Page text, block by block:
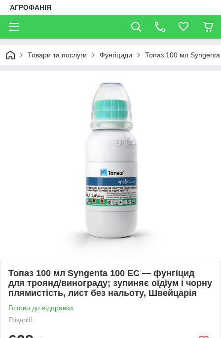
АГРОФАНІЯ
Товари та послуги Фунгіциди Топаз 100 мл Syngenta
Топаз 100 мл Syngenta 100 EC — фунгіцид
для троянд/винограду; зупиняє оїдіум і чорну
плямистість, лист без нальоту, Швейцарія
Готово до відправки
Роздріб